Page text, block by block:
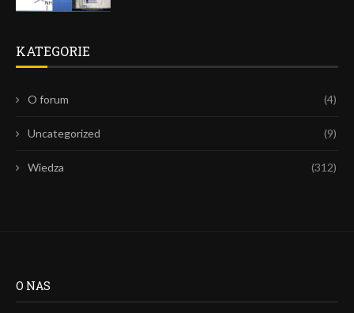
KATEGORIE
O forum (4)
Uncategorized (9)
Wiedza (312)
O NAS